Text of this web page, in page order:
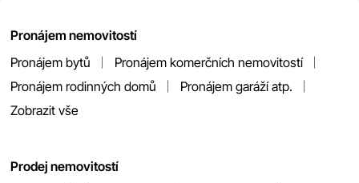
Pronájem nemovitostí
Pronájem bytů
Pronájem komerčních nemovitostí
Pronájem rodinných domů
Pronájem garáží atp.
Zobrazit vše
Prodej nemovitostí